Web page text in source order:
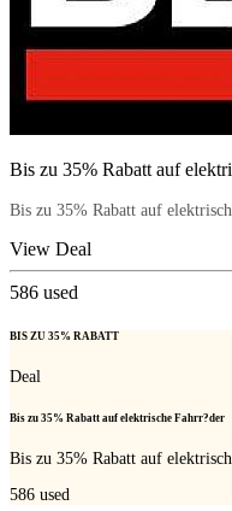
Bis zu 35% Rabatt auf
Bis zu 35% Rabatt auf
View Deal
586 used
BIS ZU 35% RABATT
Deal
Bis zu 35% Rabatt auf elektrische Fahrr?der
Bis zu 35% Rabatt auf
586 used